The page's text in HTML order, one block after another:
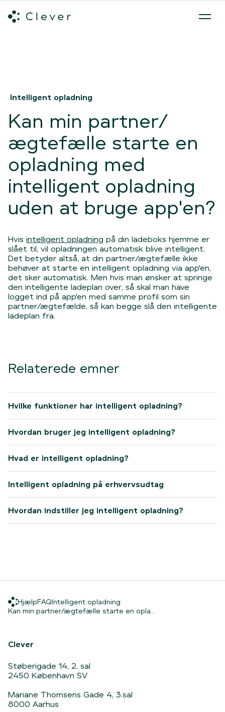
Intelligent opladning
Kan min partner/
ægtefælle starte en
opladning med
intelligent opladning
uden at bruge app'en?
Hvis intelligent opladning på din ladeboks hjemme er
slået til, vil opladningen automatisk blive intelligent.
Det betyder altså, at din partner/ægtefælle ikke
behøver at starte en intelligent opladning via app'en,
det sker automatisk. Men hvis man ønsker at springe
den intelligente ladeplan over, så skal man have
logget ind på app'en med samme profil som sin
partner/ægtefælde, så kan begge slå den intelligente
ladeplan fra.
Relaterede emner
Hvilke funktioner har intelligent opladning?
Hvordan bruger jeg intelligent opladning?
Hvad er intelligent opladning?
Intelligent opladning på erhvervsudtag
Hvordan indstiller jeg intelligent opladning?
Hjem
HjælpHjælp
FAQFAQ
Intelligent opladning
Kan min partner/ægtefælle starte en opla...
Clever
Støberigade 14, 2. sal
2450 København SV
Mariane Thomsens Gade 4, 3.sal
8000 Aarhus